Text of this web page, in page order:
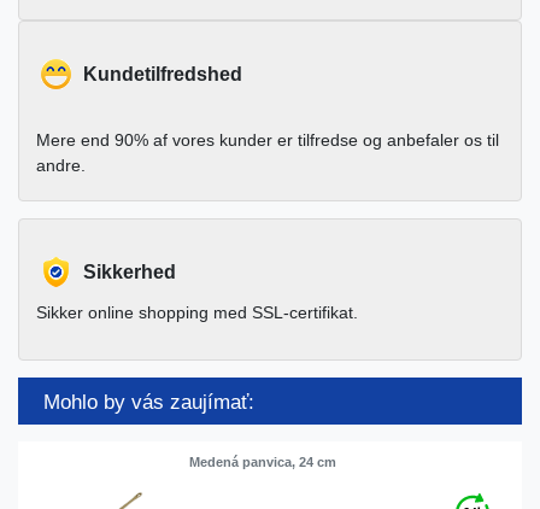
Kundetilfredshed
Mere end 90% af vores kunder er tilfredse og anbefaler os til
andre.
Sikkerhed
Sikker online shopping med SSL-certifikat.
Mohlo by vás zaujímať:
Medená panvica, 24 cm